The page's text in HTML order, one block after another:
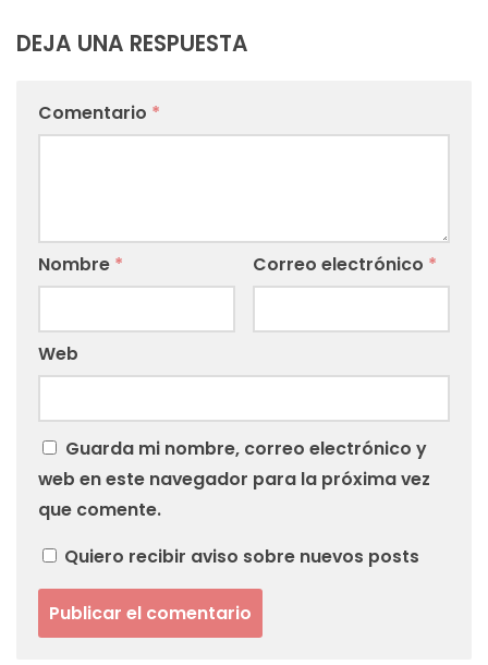
DEJA UNA RESPUESTA
Comentario *
Nombre * Correo electrónico *
Web
Guarda mi nombre, correo electrónico y
web en este navegador para la próxima vez
que comente.
Quiero recibir aviso sobre nuevos posts